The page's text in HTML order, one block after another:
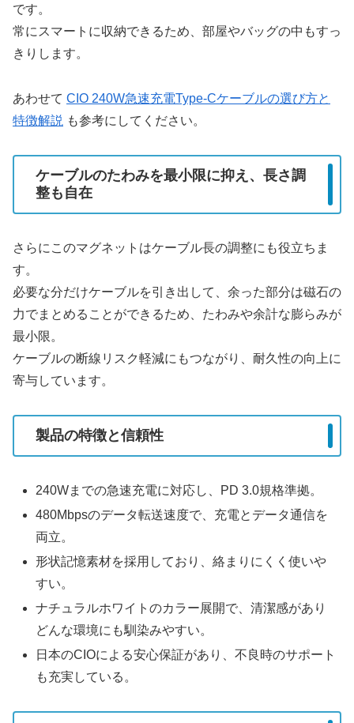
です。
常にスマートに収納できるため、部屋やバッグの中もすっ
きりします。
あわせて CIO 240W急速充電Type-Cケーブルの選び方と
特徴解説 も参考にしてください。
ケーブルのたわみを最小限に抑え、長さ調
整も自在
さらにこのマグネットはケーブル長の調整にも役立ちま
す。
必要な分だけケーブルを引き出して、余った部分は磁石の
力でまとめることができるため、たわみや余計な膨らみが
最小限。
ケーブルの断線リスク軽減にもつながり、耐久性の向上に
寄与しています。
製品の特徴と信頼性
240Wまでの急速充電に対応し、PD 3.0規格準拠。
480Mbpsのデータ転送速度で、充電とデータ通信を
両立。
形状記憶素材を採用しており、絡まりにくく使いや
すい。
ナチュラルホワイトのカラー展開で、清潔感があり
どんな環境にも馴染みやすい。
日本のCIOによる安心保証があり、不良時のサポート
も充実している。